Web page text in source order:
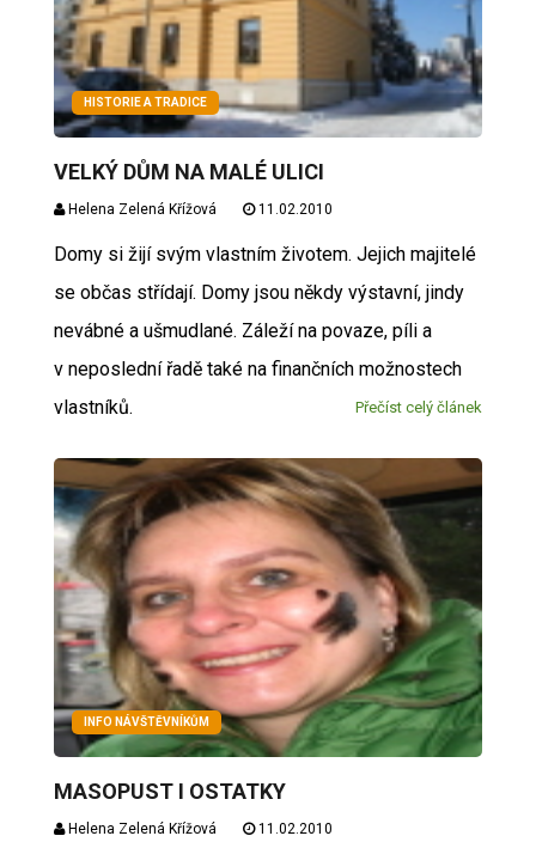
HISTORIE A TRADICE
VELKÝ DŮM NA MALÉ ULICI
Helena Zelená Křížová 11.02.2010
Domy si žijí svým vlastním životem. Jejich majitelé
se občas střídají. Domy jsou někdy výstavní, jindy
nevábné a ušmudlané. Záleží na povaze, píli a
v neposlední řadě také na finančních možnostech
vlastníků.
Přečíst celý článek
INFO NÁVŠTĚVNÍKŮM
MASOPUST I OSTATKY
Helena Zelená Křížová 11.02.2010